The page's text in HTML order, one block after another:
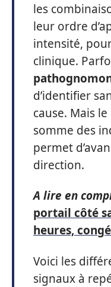
les
leur ordre
intensité,
clinique.
d’identifier
cause. Mais
somme des
permet
direction.
A lire en
portail côté
heures,
Voici les
signaux à